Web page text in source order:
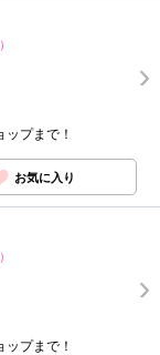
プまで！
お気に入り
プまで！